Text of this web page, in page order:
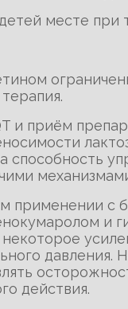
месте при
и приём
применении с
и
давления.
действия.